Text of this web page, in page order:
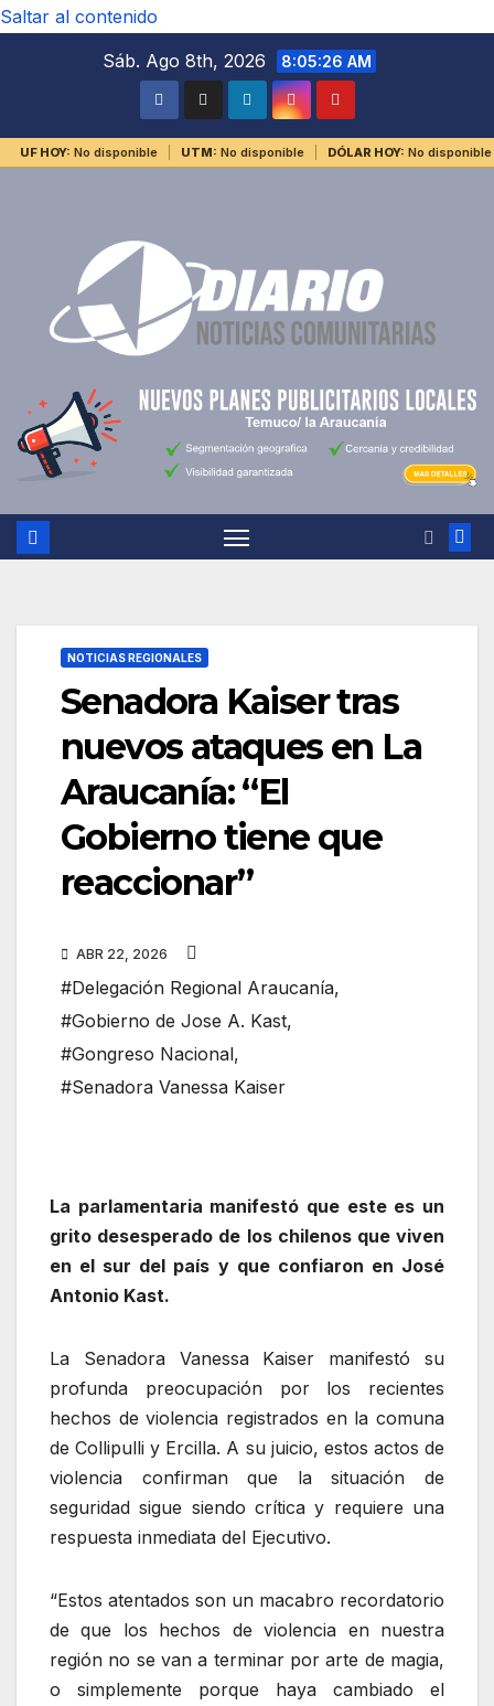
Saltar al contenido
Sáb. Ago 8th, 2026
8:05:26 AM
UF HOY: No disponible UTM: No disponible DÓLAR HOY: No disponible
NOTICIAS REGIONALES
Senadora Kaiser tras
nuevos ataques en La
Araucanía: “El
Gobierno tiene que
reaccionar”
ABR 22, 2026
#Delegación Regional Araucanía,
#Gobierno de Jose A. Kast,
#Gongreso Nacional,
#Senadora Vanessa Kaiser
La parlamentaria manifestó que este es un
grito desesperado de los chilenos que viven
en el sur del país y que confiaron en José
Antonio Kast.
La Senadora Vanessa Kaiser manifestó su
profunda preocupación por los recientes
hechos de violencia registrados en la comuna
de Collipulli y Ercilla. A su juicio, estos actos de
violencia confirman que la situación de
seguridad sigue siendo crítica y requiere una
respuesta inmediata del Ejecutivo.
“Estos atentados son un macabro recordatorio
de que los hechos de violencia en nuestra
región no se van a terminar por arte de magia,
o simplemente porque haya cambiado el